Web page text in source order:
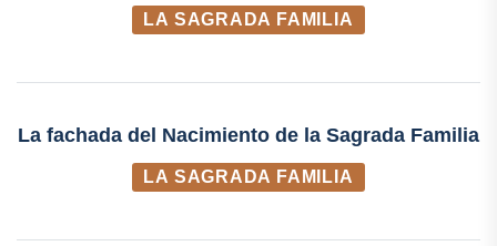
LA SAGRADA FAMILIA
La fachada del Nacimiento de la Sagrada Familia
LA SAGRADA FAMILIA